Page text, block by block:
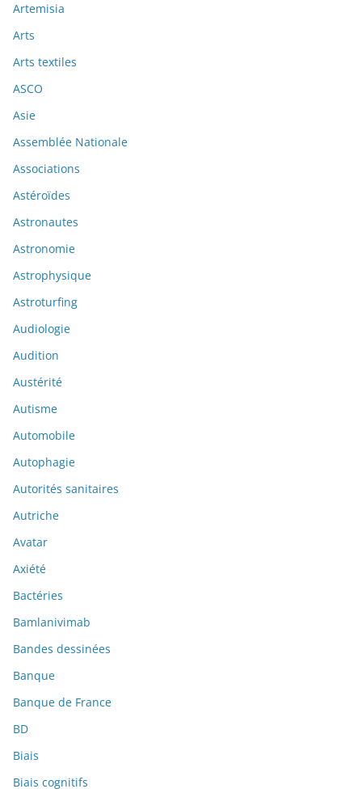
Artemisia
Arts
Arts textiles
ASCO
Asie
Assemblée Nationale
Associations
Astéroïdes
Astronautes
Astronomie
Astrophysique
Astroturfing
Audiologie
Audition
Austérité
Autisme
Automobile
Autophagie
Autorités sanitaires
Autriche
Avatar
Axiété
Bactéries
Bamlanivimab
Bandes dessinées
Banque
Banque de France
BD
Biais
Biais cognitifs